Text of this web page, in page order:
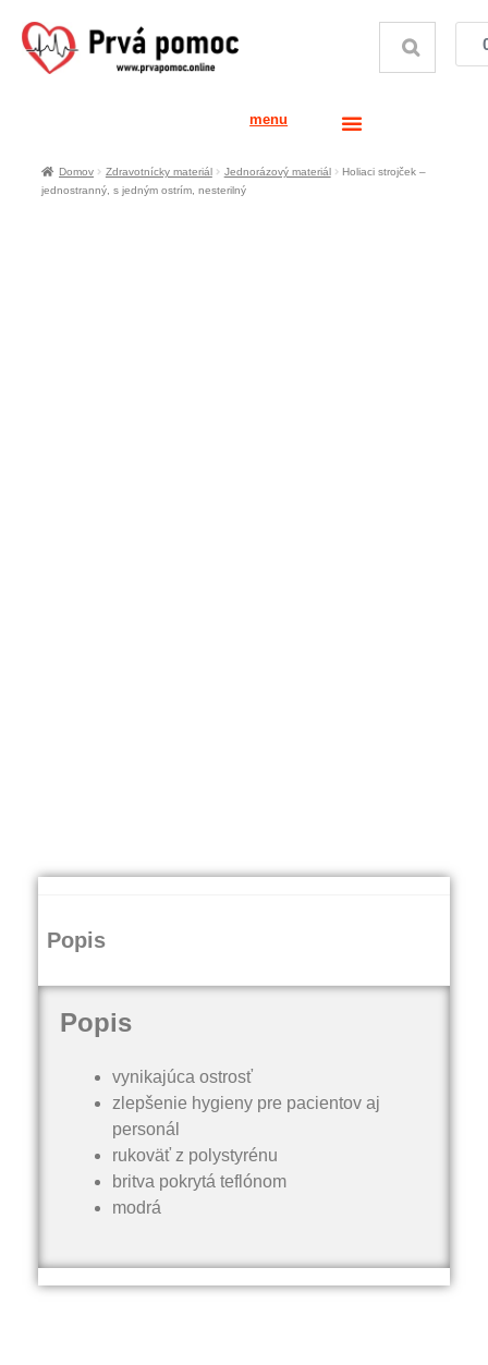
menu
Domov Zdravotnícky materiál Jednorázový materiál
Holiaci strojček –
jednostranný, s jedným ostrím, nesterilný
Popis
Popis
vynikajúca ostrosť
zlepšenie hygieny pre pacientov aj
personál
rukoväť z polystyrénu
britva pokrytá teflónom
modrá